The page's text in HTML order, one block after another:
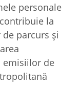
personale
la
parcurs și
emisiilor de